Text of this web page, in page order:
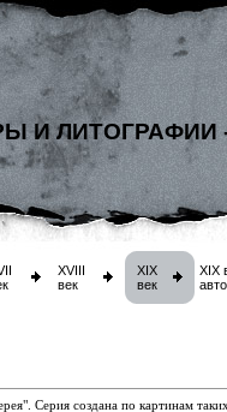
И ЛИТОГРАФИИ
XVIII
век
XIX
век
XIX
Серия создана по картинам